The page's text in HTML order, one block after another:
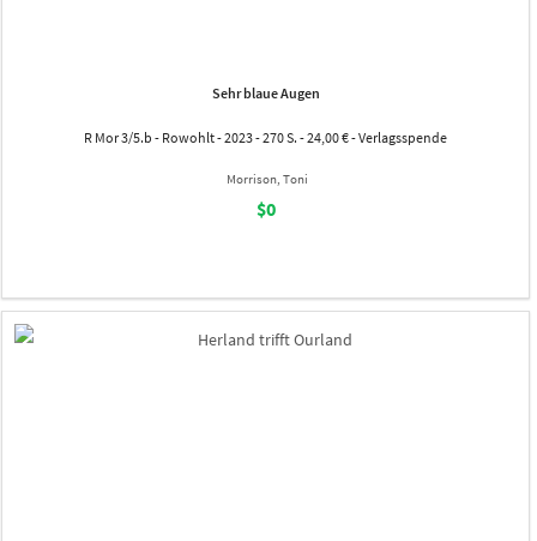
Sehr blaue Augen
R Mor 3/5.b - Rowohlt - 2023 - 270 S. - 24,00 € - Verlagsspende
Morrison, Toni
$0